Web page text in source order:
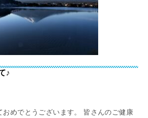
♪
おめでとうございます。 皆さんのご健康